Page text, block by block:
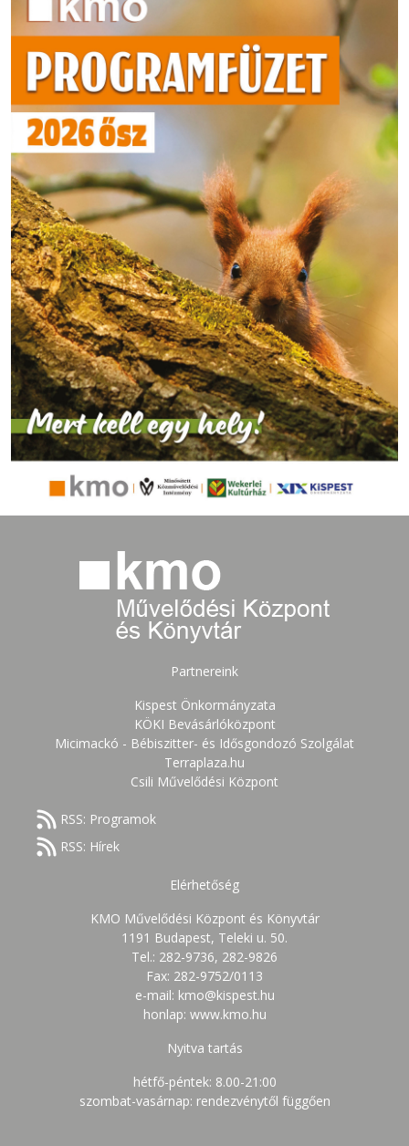
Partnereink
Kispest Önkormányzata
KÖKI Bevásárlóközpont
Micimackó - Bébiszitter- és Idősgondozó Szolgálat
Terraplaza.hu
Csili Művelődési Központ
RSS: Programok
RSS: Hírek
Elérhetőség
KMO Művelődési Központ és Könyvtár
1191 Budapest, Teleki u. 50.
Tel.: 282-9736, 282-9826
Fax: 282-9752/0113
e-mail: kmo@kispest.hu
honlap: www.kmo.hu
Nyitva tartás
hétfő-péntek: 8.00-21:00
szombat-vasárnap: rendezvénytől függően